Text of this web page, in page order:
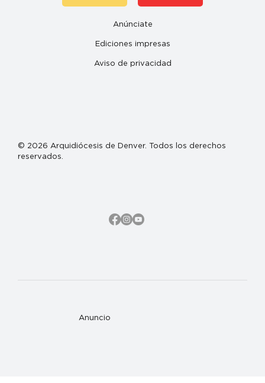
Anuncio
Anúnciate
Ediciones impresas
Aviso de privacidad
© 2026 Arquidiócesis de Denver. Todos los derechos
reservados.